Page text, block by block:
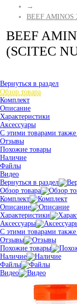
→
BEEF
BEEF
(SCITEC
Вернуться в раздел
Обзор товара
Комплект
Описание
Характеристики
Аксессуары
С этими товарами
Отзывы
Похожие товары
Наличие
Файлы
Видео
Вернуться в раздел
Обзор товара
Комплект
Описание
Характеристики
Аксессуары
С этими товарами
Отзывы
Похожие товары
Наличие
Файлы
Видео